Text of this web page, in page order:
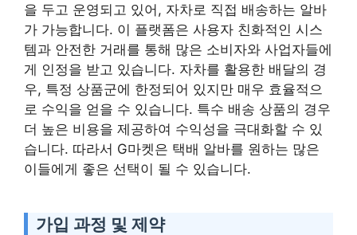
을 두고 운영되고 있어, 자차로 직접 배송하는 알바
가 가능합니다. 이 플랫폼은 사용자 친화적인 시스
템과 안전한 거래를 통해 많은 소비자와 사업자들에
게 인정을 받고 있습니다. 자차를 활용한 배달의 경
우, 특정 상품군에 한정되어 있지만 매우 효율적으
로 수익을 얻을 수 있습니다. 특수 배송 상품의 경우
더 높은 비용을 제공하여 수익성을 극대화할 수 있
습니다. 따라서 G마켓은 택배 알바를 원하는 많은
이들에게 좋은 선택이 될 수 있습니다.
가입 과정 및 제약